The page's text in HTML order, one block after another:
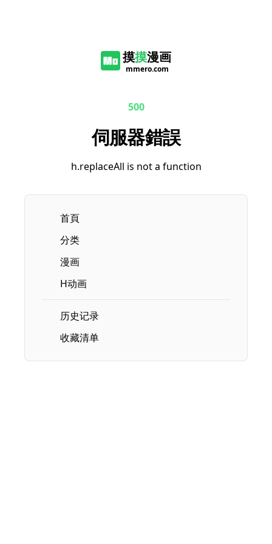
摸摸漫画
mmero.com
500
伺服器錯誤
h.replaceAll is not a function
首頁
分类
漫画
H动画
历史记录
收藏清单